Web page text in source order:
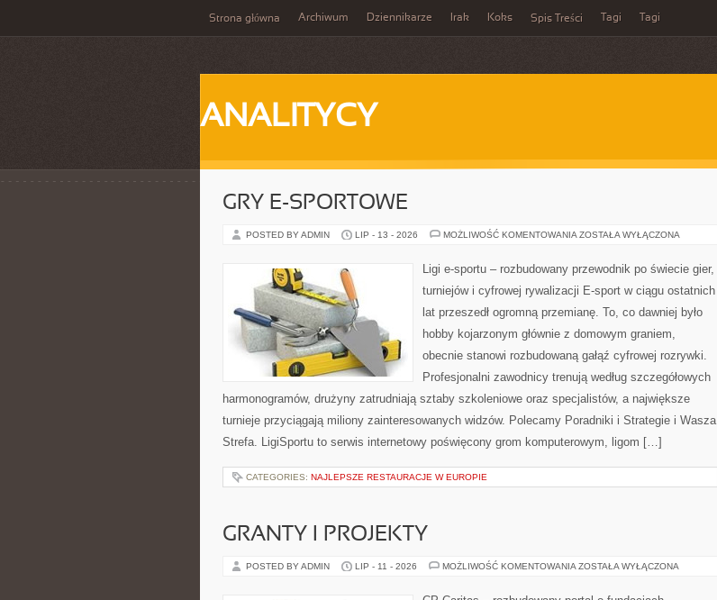
Strona główna Archiwum Dziennikarze Irak Koks Spis Treści Tagi Tagi
ANALITYCY
GRY E-SPORTOWE
POSTED BY ADMIN LIP - 13 - 2026 MOŻLIWOŚĆ KOMENTOWANIA GRY
ZOSTAŁA WYŁĄCZONA
Ligi e-sportu – rozbudowany przewodnik po świecie gier,
turniejów i cyfrowej rywalizacji E-sport w ciągu ostatnich
lat przeszedł ogromną przemianę. To, co dawniej było
hobby kojarzonym głównie z domowym graniem,
obecnie stanowi rozbudowaną gałąź cyfrowej rozrywki.
Profesjonalni zawodnicy trenują według szczegółowych
harmonogramów, drużyny zatrudniają sztaby szkoleniowe oraz specjalistów, a największe
turnieje przyciągają miliony zainteresowanych widzów. Polecamy Poradniki i Strategie i Wasza
Strefa. LigiSportu to serwis internetowy poświęcony grom komputerowym, ligom […]
CATEGORIES: NAJLEPSZE RESTAURACJE W EUROPIE
GRANTY I PROJEKTY
POSTED BY ADMIN LIP - 11 - 2026 MOŻLIWOŚĆ KOMENTOWANIA GRANTY
ZOSTAŁA WYŁĄCZONA